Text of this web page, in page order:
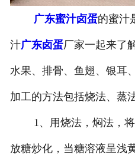
广东蜜汁卤蛋的蜜汁
汁广东卤蛋厂家一起来了
水果、排骨、鱼翅、银耳
加工的方法包括烧法、蒸
1、用烧法，焖法，将
放糖炒化，当糖溶液呈浅